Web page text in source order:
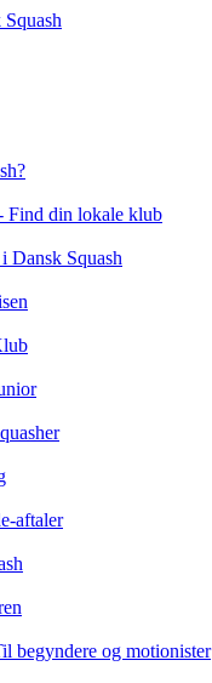
Find din lokale klub
Dansk Squash
aftaler
begyndere og motionister